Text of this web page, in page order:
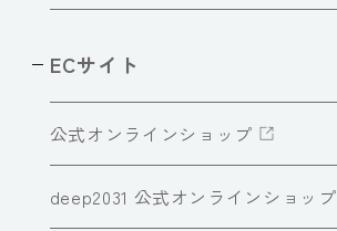
ECサイト
公式オンラインショップ
deep2031 公式オンラインショップ